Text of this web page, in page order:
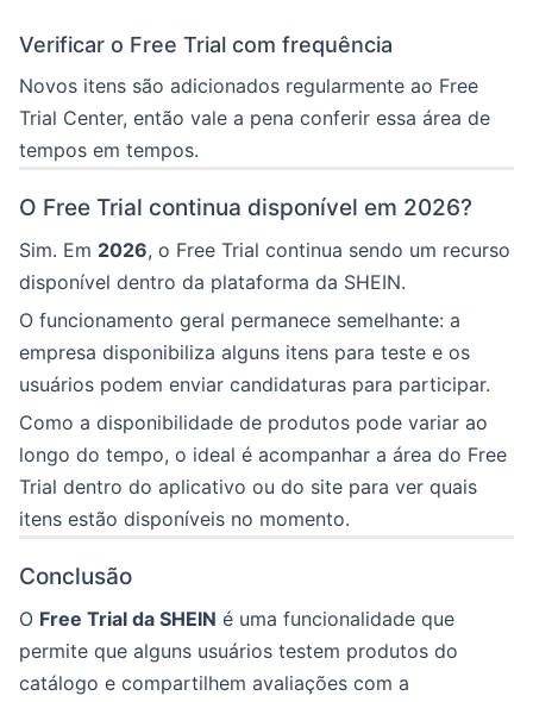
Verificar o Free Trial com frequência
Novos itens são adicionados regularmente ao Free
Trial Center, então vale a pena conferir essa área de
tempos em tempos.
O Free Trial continua disponível em 2026?
Sim. Em 2026, o Free Trial continua sendo um recurso
disponível dentro da plataforma da SHEIN.
O funcionamento geral permanece semelhante: a
empresa disponibiliza alguns itens para teste e os
usuários podem enviar candidaturas para participar.
Como a disponibilidade de produtos pode variar ao
longo do tempo, o ideal é acompanhar a área do Free
Trial dentro do aplicativo ou do site para ver quais
itens estão disponíveis no momento.
Conclusão
O Free Trial da SHEIN é uma funcionalidade que
permite que alguns usuários testem produtos do
catálogo e compartilhem avaliações com a